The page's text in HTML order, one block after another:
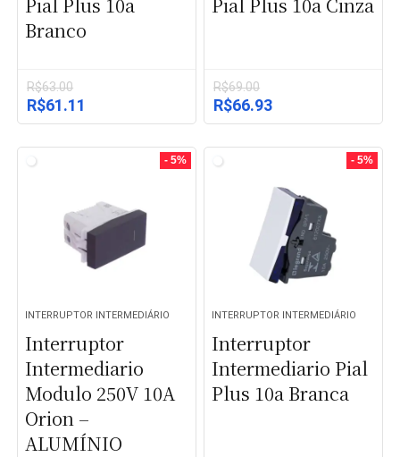
Branco
R$63.00
O
preço
era:
R$61.11
preço
R$69.00
O
preço
era:
R$66.93O
preço
- 5%
INTERRUPTOR INTERMEDIÁRIO
Interruptor
Intermediario
Modulo 250V 10A
Orion –
ALUMÍNIO
- 5%
INTERRUPTOR INTERMEDIÁRIO
Interruptor
Intermediario Pial
Plus 10a Branca